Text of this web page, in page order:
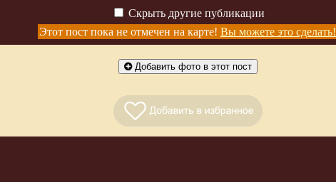
Скрыть другие публикации
Этот пост пока не отмечен на карте! Вы можете это сделать!
Добавить фото в этот пост